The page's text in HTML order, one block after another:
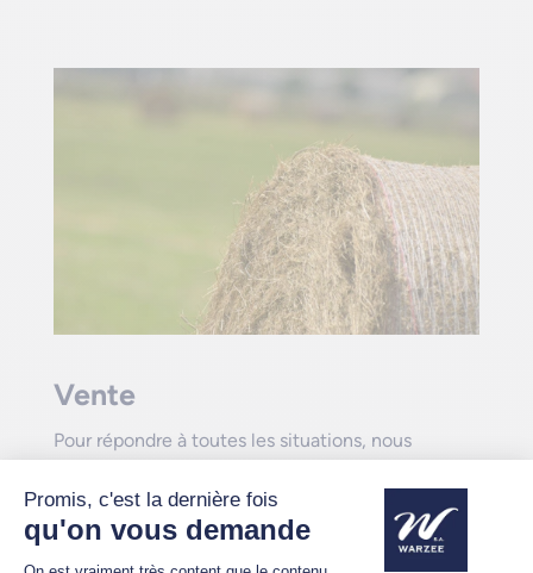
Vente
Pour répondre à toutes les situations, nous
via desconcessionnaireset des distributeurs
Nous assurons ainsi une distribution efficace de